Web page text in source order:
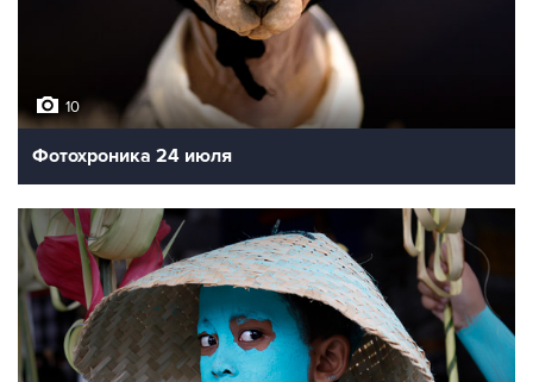
10
Фотохроника 24 июля